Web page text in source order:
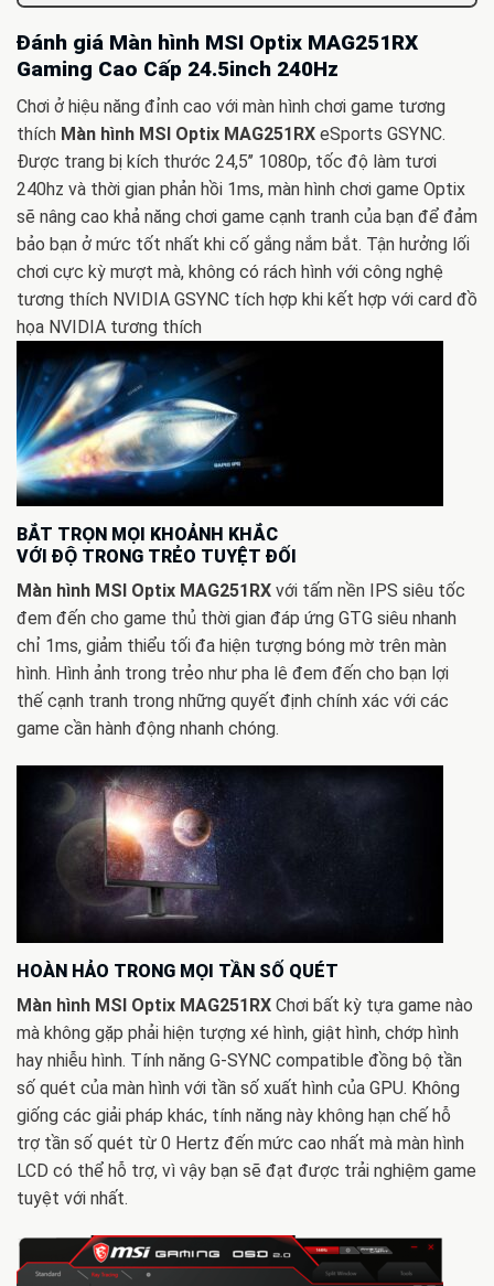
Đánh giá Màn hình MSI Optix MAG251RX
Gaming Cao Cấp 24.5inch 240Hz
Chơi ở hiệu năng đỉnh cao với màn hình chơi game tương
thích Màn hình MSI Optix MAG251RX eSports GSYNC.
Được trang bị kích thước 24,5’’ 1080p, tốc độ làm tươi
240hz và thời gian phản hồi 1ms, màn hình chơi game Optix
sẽ nâng cao khả năng chơi game cạnh tranh của bạn để đảm
bảo bạn ở mức tốt nhất khi cố gắng nắm bắt. Tận hưởng lối
chơi cực kỳ mượt mà, không có rách hình với công nghệ
tương thích NVIDIA GSYNC tích hợp khi kết hợp với card đồ
họa NVIDIA tương thích
BẮT TRỌN MỌI KHOẢNH KHẮC
VỚI ĐỘ TRONG TRẺO TUYỆT ĐỐI
Màn hình MSI Optix MAG251RX với tấm nền IPS siêu tốc
đem đến cho game thủ thời gian đáp ứng GTG siêu nhanh
chỉ 1ms, giảm thiểu tối đa hiện tượng bóng mờ trên màn
hình. Hình ảnh trong trẻo như pha lê đem đến cho bạn lợi
thế cạnh tranh trong những quyết định chính xác với các
game cần hành động nhanh chóng.
HOÀN HẢO TRONG MỌI TẦN SỐ QUÉT
Màn hình MSI Optix MAG251RX Chơi bất kỳ tựa game nào
mà không gặp phải hiện tượng xé hình, giật hình, chớp hình
hay nhiễu hình. Tính năng G-SYNC compatible đồng bộ tần
số quét của màn hình với tần số xuất hình của GPU. Không
giống các giải pháp khác, tính năng này không hạn chế hỗ
trợ tần số quét từ 0 Hertz đến mức cao nhất mà màn hình
LCD có thể hỗ trợ, vì vậy bạn sẽ đạt được trải nghiệm game
tuyệt với nhất.